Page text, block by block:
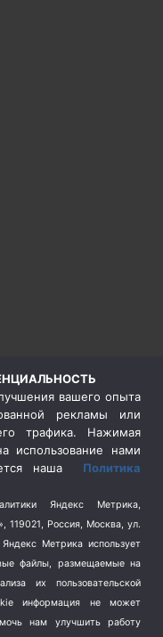
вашего опыта
рекламы или
трафика. Нажимая
использование нами
наша Политика
Яндекс Метрика,
Россия, Москва, ул.
Метрика использует
файлы, размещаемые на
их пользовательской
информация не может
нам улучшить работу